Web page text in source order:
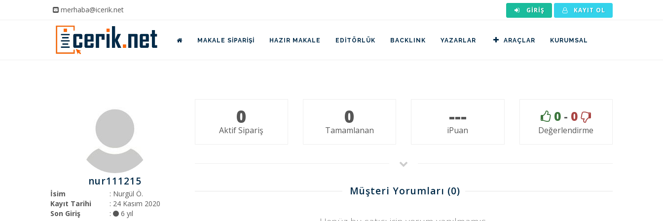
merhaba@icerik.net GIRIŞ KAYIT OL
MAKALE SIPARIŞI HAZIR MAKALE EDITÖRLÜK BACKLINK YAZARLAR ARAÇLAR KURUMSAL
nur111215
İsim
: Nurgül Ö.
Kayıt Tarihi
: 24 Kasım 2020
Son Giriş
: 6 yıl
0
Aktif Sipariş
0
Tamamlanan
---
iPuan
0 - 0
Değerlendirme
Müşteri Yorumları (0)